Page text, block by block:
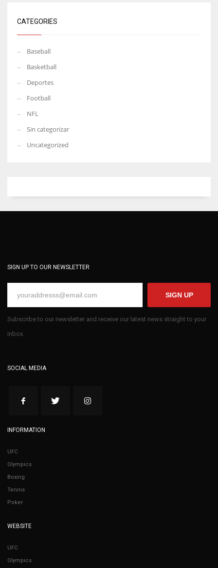
CATEGORIES
Baseball
Basketball
Deportes
Football
NFL
Sin categorizar
Uncategorized
SIGN UP TO OUR NEWSLETTER
SIGN UP
Subscribe to our newsletter and receive our latest news straight to your
inbox.
SOCIAL MEDIA
INFORMATION
UFC
Olympics
Boxing
Tennis
Poker
WEBSITE
UFC
Olympics